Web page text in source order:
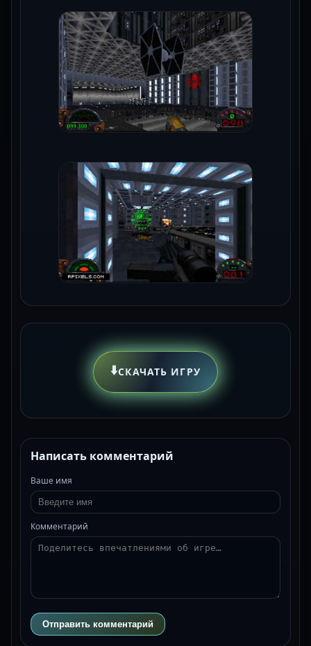
⬇️СКАЧАТЬ ИГРУ
Написать комментарий
Ваше имя
Комментарий
Отправить комментарий